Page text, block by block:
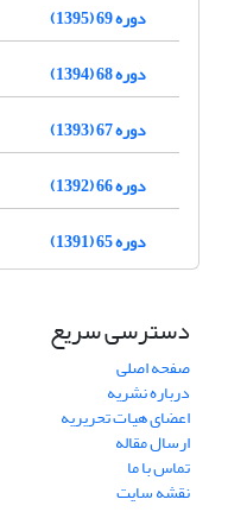
دوره 69 (1395)
دوره 68 (1394)
دوره 67 (1393)
دوره 66 (1392)
دوره 65 (1391)
دسترسی سریع
صفحه اصلی
درباره نشریه
اعضای هیات تحریریه
ارسال مقاله
تماس با ما
نقشه سایت